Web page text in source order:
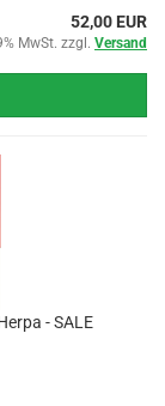
52,00 EUR
MwSt. zzgl. Versand
- SALE